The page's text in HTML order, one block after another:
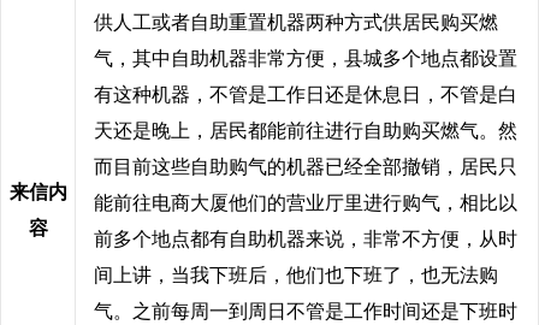
来信内
容
供人工或者自助重置机器两种方式供居民购买燃
气，其中自助机器非常方便，县城多个地点都设置
有这种机器，不管是工作日还是休息日，不管是白
天还是晚上，居民都能前往进行自助购买燃气。然
而目前这些自助购气的机器已经全部撤销，居民只
能前往电商大厦他们的营业厅里进行购气，相比以
前多个地点都有自助机器来说，非常不方便，从时
间上讲，当我下班后，他们也下班了，也无法购
气。之前每周一到周日不管是工作时间还是下班时